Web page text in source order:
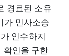
경료된 소유
가 민사소송
인수하지
확인을 구한